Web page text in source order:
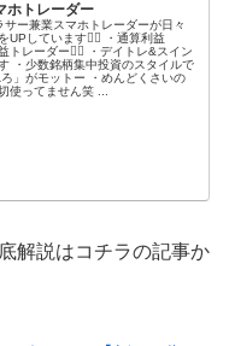
ホトレーダー
サー兼業スマホトレーダーが日々
UPしています🙋‍♂️ ・通算利益
トレーダー💁‍♀️ ・デイトレ&スイン
・少数銘柄集中投資のスタイルで
」がモットー ・めんどくさいの
使ってません笑 ...
解説はコチラの記事か